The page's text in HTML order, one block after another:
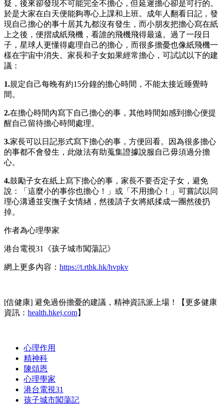
疑，後來卻發現不可能完全不擔心，但延遲擔心卻是可行的。
於是大家在白天便能夠專心上課和上班。成年人翻看日記，發
現自己擔心的事十居其九都沒有發生，而小朋友把擔心寫在紙
上之後，便摺成紙飛機，看誰的飛機飛得最遠。過了一段日
子，星球人更懂得處理自己的擔心，而很多擔憂也像紙飛機一
樣在宇宙中消失。家長和子女如果經常擔心，可試試以下的建
議：
1.規定自己每晚有約15分鐘的擔心時間，不能太接近睡覺時
間。
2.在擔心時間內寫下自己擔心的事，其他時間如感到擔心便提
醒自己留待擔心時間處理。
3.家長可以日記形式寫下擔心的事，方便回看。因為很多擔心
的事都不會發生，此做法有助蒐集證據說服自己毋須過分擔
心。
4.鼓勵子女在紙上寫下擔心的事，家長不要否定子女，避免
說：「這麼小的事你也擔心！」或「不用擔心！」可嘗試以同
理心溝通並安撫子女情緖，然後請子女將紙揉成一團然後扔
掉。
作者為心理學家
港台電視31《孩子城市闖蕩記》
網上更多內容： https://t.rthk.hk/hvpkv
[信健康] 避免過份擔憂的建議，精神資訊派上場！【更多健康
資訊： health.hkej.com】
心理作用
精神科
陳頌恩
心理學家
港台電視31
孩子城市闖蕩記